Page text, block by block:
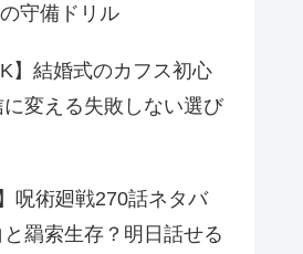
守備ドリル
】結婚式のカフス初心
変える失敗しない選び
呪術廻戦270話ネタバ
羂索生存？明日話せる